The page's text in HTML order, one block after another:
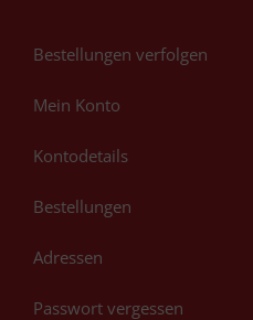
Bestellungen verfolgen
Mein Konto
Kontodetails
Bestellungen
Adressen
Passwort vergessen